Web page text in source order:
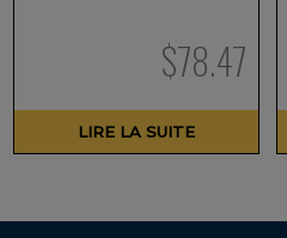
$78.47
LIRE LA SUITE